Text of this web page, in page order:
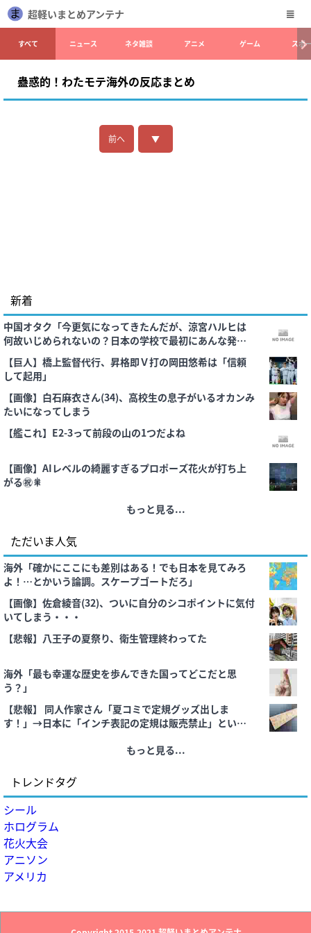
超軽いまとめアンテナ
すべて ニュース ネタ雑談 アニメ ゲーム スポ
蠱惑的！わたモテ海外の反応まとめ
前へ ▼
新着
中国オタク「今更気になってきたんだが、涼宮ハルヒは
何故いじめられないの？日本の学校で最初にあんな発言
したらいじめで悲惨なことになりそうなのに」
【巨人】橋上監督代行、昇格即Ｖ打の岡田悠希は「信頼
して起用」
【画像】白石麻衣さん(34)、高校生の息子がいるオカンみ
たいになってしまう
【艦これ】E2-3って前段の山の1つだよね
【画像】AIレベルの綺麗すぎるプロポーズ花火が打ち上
がる㊗🎇
もっと見る...
ただいま人気
海外「確かにここにも差別はある！でも日本を見てみろ
よ！…とかいう論調。スケープゴートだろ」
【画像】佐倉綾音(32)、ついに自分のシコポイントに気付
いてしまう・・・
【悲報】八王子の夏祭り、衛生管理終わってた
海外「最も幸運な歴史を歩んできた国ってどこだと思
う？」
【悲報】 同人作家さん「夏コミで定規グッズ出しま
す！」→日本に「インチ表記の定規は販売禁止」という
もっと見る...
トレンドタグ
シール
ホログラム
花火大会
アニソン
アメリカ